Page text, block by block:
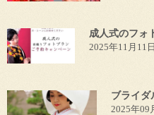
成人式のフォ
2025年11月11日
ブライダ
2025年09